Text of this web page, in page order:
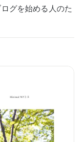
グを始める人のた